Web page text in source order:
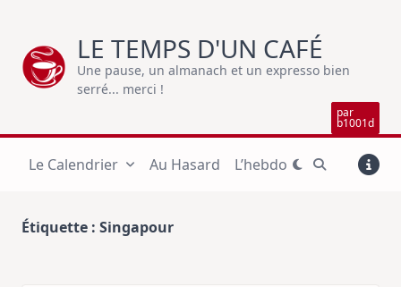
content
LE TEMPS D'UN CAFÉ
Une pause, un almanach et un expresso bien
serré... merci !
par
b1001d
Le Calendrier Au Hasard L’hebdo
Étiquette : Singapour